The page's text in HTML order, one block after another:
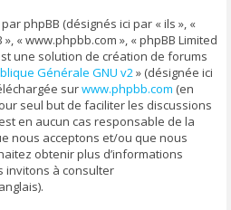
phpBB (désignés ici par « ils », «
« www.phpbb.com », « phpBB Limited
une solution de création de forums
Générale GNU v2» (désignée ici
surwww.phpbb.com (en
seul but de faciliter les discussions
en aucun cas responsable de la
nous acceptons et/ou que nous
obtenir plus d’informations
invitons à consulter